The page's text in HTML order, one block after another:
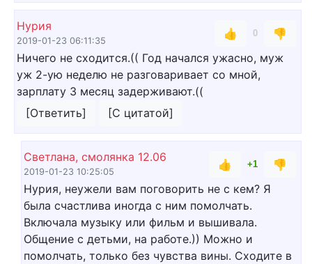
Нурия
2019-01-23 06:11:35
👍 0
👎
Ничего не сходится.(( Год начался ужасно, муж
уж 2-ую неделю не разговаривает со мной,
зарплату 3 месяц задерживают.((
[Ответить]
[С цитатой]
Светлана, смолянка 12.06
2019-01-23 10:25:05
👍 +1
👎
Нурия, неужели вам поговорить не с кем? Я
была счастлива иногда с ним помолчать.
Включала музыку или фильм и вышивала.
Общение с детьми, на работе.)) Можно и
помолчать, только без чувства вины. Сходите в